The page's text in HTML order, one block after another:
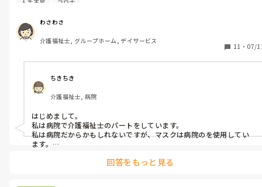
特養で人手不足、身体介護の
連続でスタッフさん大変なのに
毎日使用のマスク、自分達で用意するなんて、びっくりです。
マスク　施設が用意してくれる所って少ないのかなとも思ったり
みなさんの所は
マスクは施設側が
それとも自分で用意してますか？
人手不足 コロナ
わさわさ
介護福祉士, グループホーム, デイサービス
11 ・ 07/
ちきちき
介護福祉士, 病院
はじめまして。
私は病院で介護福祉士のパートをしています。
私は病院だからかもしれないですが、マスクは病院のを使用してい
ます。
回答をもっと見る